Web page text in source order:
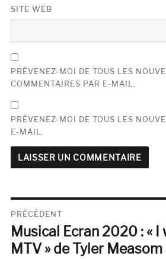
SITE WEB
PRÉVENEZ-MOI DE TOUS LES
COMMENTAIRES PAR E-MAIL.
PRÉVENEZ-MOI DE TOUS LES
E-MAIL.
Navigation
de
l’article
PRÉCÉDENT
Publication
précédente :
Musical Ecran 2020 : « I
MTV » de Tyler